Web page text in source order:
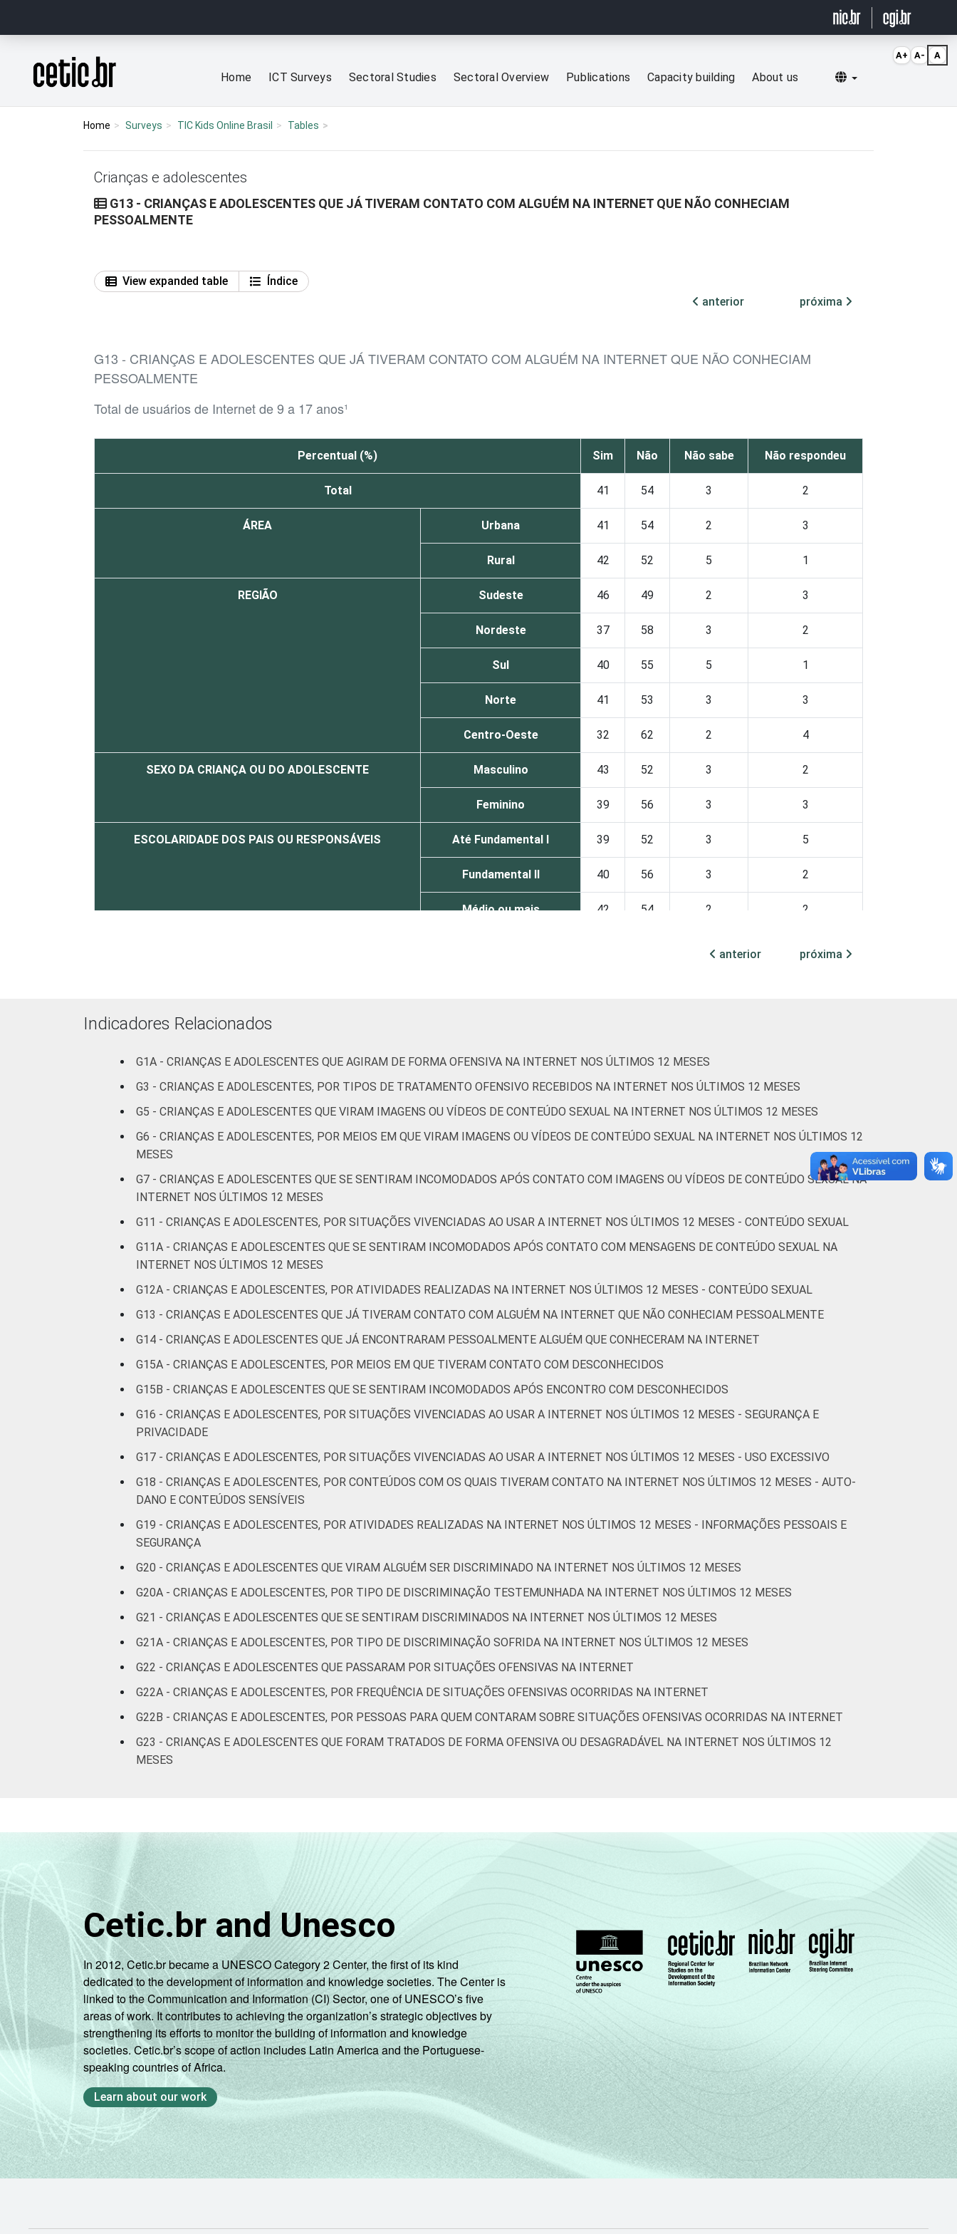
Página inicial
Home ICT Surveys Sectoral Studies Sectoral Overview Publications Capacity building About us Selecionar idioma
Home Surveys TIC Kids Online Brasil Tables
Crianças e adolescentes
G13 - CRIANÇAS E ADOLESCENTES QUE JÁ TIVERAM CONTATO COM ALGUÉM NA INTERNET QUE NÃO CONHECIAM
PESSOALMENTE
View expanded table
Índice
anterior
próxima
G13 - CRIANÇAS E ADOLESCENTES QUE JÁ TIVERAM CONTATO COM ALGUÉM NA INTERNET QUE NÃO CONHECIAM
PESSOALMENTE
Total de usuários de Internet de 9 a 17 anos¹
Percentual (%) Sim Não Não sabe Não respondeu
Total 41 54 3 2
ÁREA Urbana 41 54 2 3
Rural 42 52 5 1
REGIÃO Sudeste 46 49 2 3
Nordeste 37 58 3 2
Sul 40 55 5 1
Norte 41 53 3 3
Centro-Oeste 32 62 2 4
SEXO DA CRIANÇA OU DO ADOLESCENTE Masculino 43 52 3 2
Feminino 39 56 3 3
ESCOLARIDADE DOS PAIS OU RESPONSÁVEIS Até Fundamental I 39 52 3 5
Fundamental II 40 56 3 2
Médio ou mais 42 54 2 2
RENDA FAMILIAR Até 1 SM 37 59 2
Mais de 1 SM até 2 SM 41 52 3 3
Não tem renda 40 53 7 0
Não respondeu 33 54 13 0
C 39 55
DOMICÍLIO COM ACESSO À INTERNET
Fonte: CGI.br/NIC.br, Centro Regional de Estudos para o Desenvolvimento da Sociedade da Informação (Cetic.br), Pesquisa sobre o uso da Internet
por crianças e adolescentes no Brasil - TIC Kids Online Brasil 2019. ¹Dados coletados por meio de questionários de autopreenchimento.
anterior próxima
Indicadores Relacionados
G1A - CRIANÇAS E ADOLESCENTES QUE AGIRAM DE FORMA OFENSIVA NA INTERNET NOS ÚLTIMOS 12 MESES
G3 - CRIANÇAS E ADOLESCENTES, POR TIPOS DE TRATAMENTO OFENSIVO RECEBIDOS NA INTERNET NOS ÚLTIMOS 12 MESES
G5 - CRIANÇAS E ADOLESCENTES QUE VIRAM IMAGENS OU VÍDEOS DE CONTEÚDO SEXUAL NA INTERNET NOS ÚLTIMOS 12 MESES
G6 - CRIANÇAS E ADOLESCENTES, POR MEIOS EM QUE VIRAM IMAGENS OU VÍDEOS DE CONTEÚDO SEXUAL NA INTERNET NOS ÚLTIMOS 12
MESES
G7 - CRIANÇAS E ADOLESCENTES QUE SE SENTIRAM INCOMODADOS APÓS CONTATO COM IMAGENS OU VÍDEOS DE CONTEÚDO SEXUAL NA
INTERNET NOS ÚLTIMOS 12 MESES
G11 - CRIANÇAS E ADOLESCENTES, POR SITUAÇÕES VIVENCIADAS AO USAR A INTERNET NOS ÚLTIMOS 12 MESES - CONTEÚDO SEXUAL
G11A - CRIANÇAS E ADOLESCENTES QUE SE SENTIRAM INCOMODADOS APÓS CONTATO COM MENSAGENS DE CONTEÚDO SEXUAL NA
INTERNET NOS ÚLTIMOS 12 MESES
G12A - CRIANÇAS E ADOLESCENTES, POR ATIVIDADES REALIZADAS NA INTERNET NOS ÚLTIMOS 12 MESES - CONTEÚDO SEXUAL
G13 - CRIANÇAS E ADOLESCENTES QUE JÁ TIVERAM CONTATO COM ALGUÉM NA INTERNET QUE NÃO CONHECIAM PESSOALMENTE
G14 - CRIANÇAS E ADOLESCENTES QUE JÁ ENCONTRARAM PESSOALMENTE ALGUÉM QUE CONHECERAM NA INTERNET
G15A - CRIANÇAS E ADOLESCENTES, POR MEIOS EM QUE TIVERAM CONTATO COM DESCONHECIDOS
G15B - CRIANÇAS E ADOLESCENTES QUE SE SENTIRAM INCOMODADOS APÓS ENCONTRO COM DESCONHECIDOS
G16 - CRIANÇAS E ADOLESCENTES, POR SITUAÇÕES VIVENCIADAS AO USAR A INTERNET NOS ÚLTIMOS 12 MESES - SEGURANÇA E
PRIVACIDADE
G17 - CRIANÇAS E ADOLESCENTES, POR SITUAÇÕES VIVENCIADAS AO USAR A INTERNET NOS ÚLTIMOS 12 MESES - USO EXCESSIVO
G18 - CRIANÇAS E ADOLESCENTES, POR CONTEÚDOS COM OS QUAIS TIVERAM CONTATO NA INTERNET NOS ÚLTIMOS 12 MESES - AUTO-
DANO E CONTEÚDOS SENSÍVEIS
G19 - CRIANÇAS E ADOLESCENTES, POR ATIVIDADES REALIZADAS NA INTERNET NOS ÚLTIMOS 12 MESES - INFORMAÇÕES PESSOAIS E
SEGURANÇA
G20 - CRIANÇAS E ADOLESCENTES QUE VIRAM ALGUÉM SER DISCRIMINADO NA INTERNET NOS ÚLTIMOS 12 MESES
G20A - CRIANÇAS E ADOLESCENTES, POR TIPO DE DISCRIMINAÇÃO TESTEMUNHADA NA INTERNET NOS ÚLTIMOS 12 MESES
G21 - CRIANÇAS E ADOLESCENTES QUE SE SENTIRAM DISCRIMINADOS NA INTERNET NOS ÚLTIMOS 12 MESES
G21A - CRIANÇAS E ADOLESCENTES, POR TIPO DE DISCRIMINAÇÃO SOFRIDA NA INTERNET NOS ÚLTIMOS 12 MESES
G22 - CRIANÇAS E ADOLESCENTES QUE PASSARAM POR SITUAÇÕES OFENSIVAS NA INTERNET
G22A - CRIANÇAS E ADOLESCENTES, POR FREQUÊNCIA DE SITUAÇÕES OFENSIVAS OCORRIDAS NA INTERNET
G22B - CRIANÇAS E ADOLESCENTES, POR PESSOAS PARA QUEM CONTARAM SOBRE SITUAÇÕES OFENSIVAS OCORRIDAS NA INTERNET
G23 - CRIANÇAS E ADOLESCENTES QUE FORAM TRATADOS DE FORMA OFENSIVA OU DESAGRADÁVEL NA INTERNET NOS ÚLTIMOS 12
MESES
Cetic.br and Unesco
In 2012, Cetic.br became a UNESCO Category 2 Center, the first of its kind
dedicated to the development of information and knowledge societies. The Center is
linked to the Communication and Information (CI) Sector, one of UNESCO’s five
areas of work. It contributes to achieving the organization’s strategic objectives by
strengthening its efforts to monitor the building of information and knowledge
societies. Cetic.br’s scope of action includes Latin America and the Portuguese-
speaking countries of Africa.
Learn about our work
A+ A- A